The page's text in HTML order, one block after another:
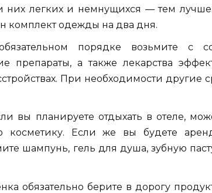
них легких и немнущихся — тем
комплект одежды на два дня.
порядке возьмите с
препараты, а также лекарства
При необходимости другие
вы планируете отдыхать в отеле,
косметику. Если же вы будете
шампунь, гель для душа, зубную
обязательно берите в дорогу